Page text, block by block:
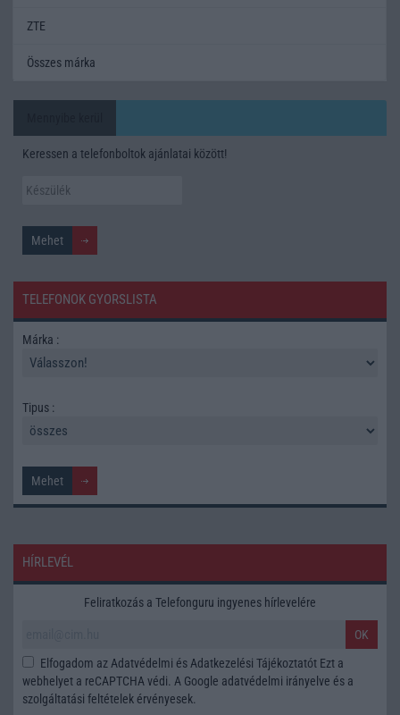
ZTE
Összes márka
Keressen a telefonboltok ajánlatai között!
TELEFONOK GYORSLISTA
Márka :
Tipus :
HÍRLEVÉL
Feliratkozás a Telefonguru ingyenes hírlevelére
OK
Elfogadom az Adatvédelmi és Adatkezelési Tájékoztatót Ezt a
webhelyet a reCAPTCHA védi. A Google adatvédelmi irányelve és a
szolgáltatási feltételek érvényesek.